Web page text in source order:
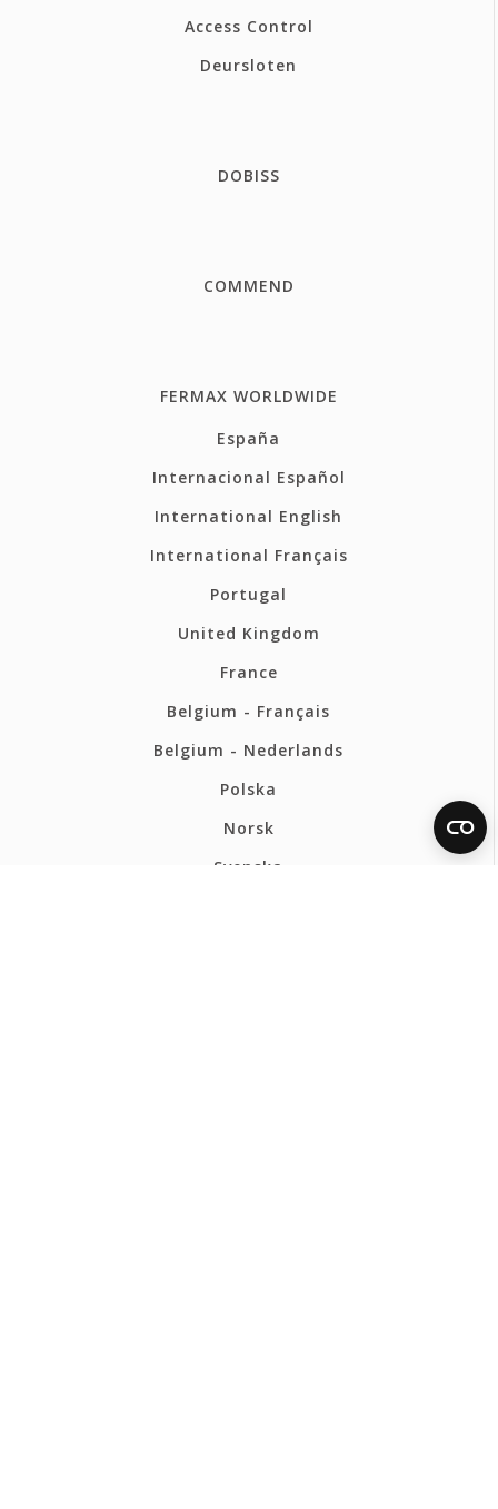
Access Control
Deursloten
DOBISS
COMMEND
FERMAX WORLDWIDE
España
Internacional Español
International English
International Français
Portugal
United Kingdom
France
Belgium - Français
Belgium - Nederlands
Polska
Norsk
Svenska